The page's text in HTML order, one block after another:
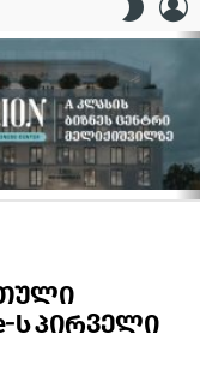
SKIN
ს პირველი